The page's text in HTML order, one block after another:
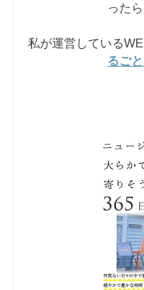
った
私が運営している
るごと